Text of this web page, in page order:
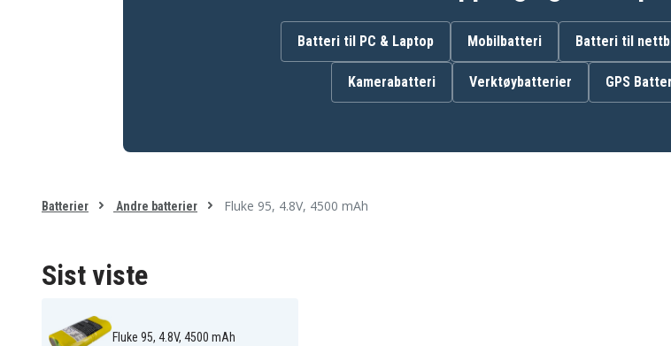
PM9086 001
PM9086-011
Batteriet er kompatibelt med følgende produkter:
Fluke 95
Fluke 96B
Fluke 97
Fluke Scopemeter 105
Fluke Scopemeter 105B
Fluke Scopemeter 99
Batteri til PC & Laptop Mobilbatteri Batteri til
Kamerabatteri Verktøybatterier GPS
Batterier Andre batterier Fluke 95, 4.8V, 4500 mAh
Sist viste
Fluke 95, 4.8V, 4500 mAh